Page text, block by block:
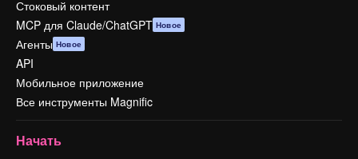
Стоковый контент
MCP для Claude/ChatGPT Новое
Агенты Новое
API
Мобильное приложение
Все инструменты Magnific
Начать